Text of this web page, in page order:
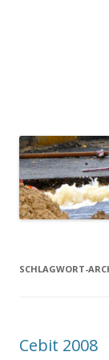
SCHLAGWORT-
Cebit 2008